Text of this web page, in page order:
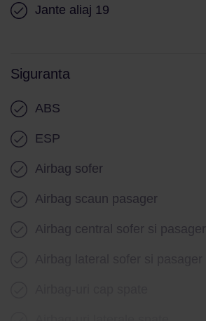
Jante aliaj 19
Siguranta
ABS
ESP
Airbag sofer
Airbag scaun pasager
Airbag central sofer si pasager